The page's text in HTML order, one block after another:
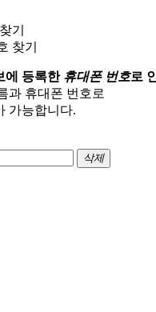
기
찾기
에 등록한 휴대폰 번호로
과 휴대폰 번호로
가능합니다.
삭제